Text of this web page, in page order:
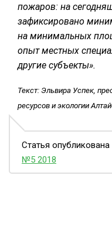
пожаров: на
зафиксировано
на минимальных
опыт местных
другие субъекты».
Текст: Эльвира Успек,
ресурсов и экологии
Статья
№5 2018